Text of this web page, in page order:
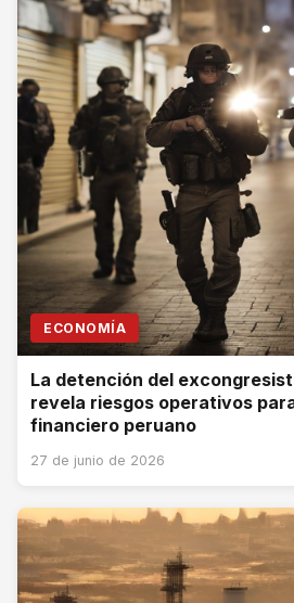
ECONOMÍA
La detención del
revela riesgos operativos
financiero peruano
27 de junio de 2026